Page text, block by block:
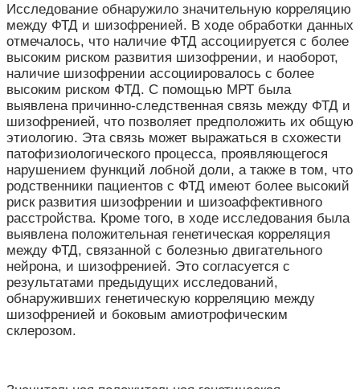
Исследование обнаружило значительную корреляцию
между ФТД и шизофренией. В ходе обработки данных
отмечалось, что наличие ФТД ассоциируется с более
высоким риском развития шизофрении, и наоборот,
наличие шизофрении ассоциировалось с более
высоким риском ФТД. С помощью МРТ была
выявлена причинно-следственная связь между ФТД и
шизофренией, что позволяет предположить их общую
этиологию. Эта связь может выражаться в схожести
патофизиологического процесса, проявляющегося
нарушением функций лобной доли, а также в том, что
родственники пациентов с ФТД имеют более высокий
риск развития шизофрении и шизоаффективного
расстройства. Кроме того, в ходе исследования была
выявлена положительная генетическая корреляция
между ФТД, связанной с болезнью двигательного
нейрона, и шизофренией. Это согласуется с
результатами предыдущих исследований,
обнаруживших генетическую корреляцию между
шизофренией и боковым амиотрофическим
склерозом.